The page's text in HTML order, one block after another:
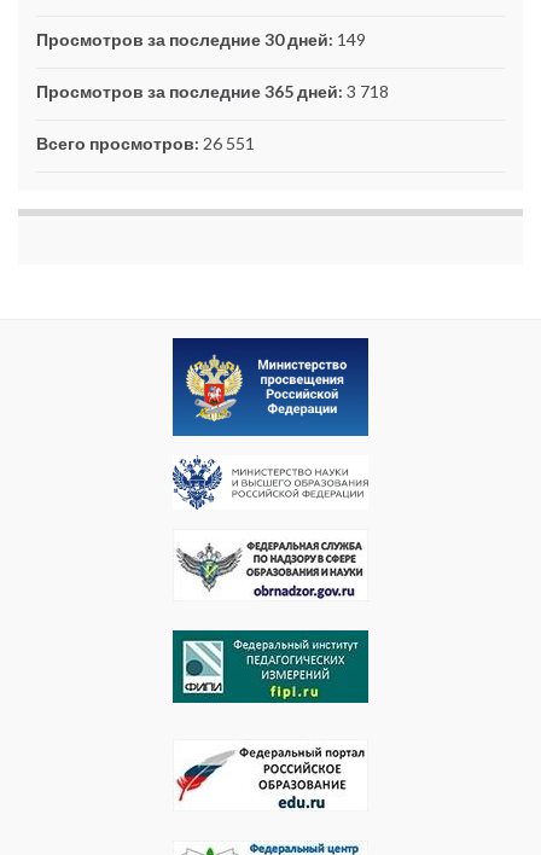
Просмотров за последние 30 дней: 149
Просмотров за последние 365 дней: 3 718
Всего просмотров: 26 551